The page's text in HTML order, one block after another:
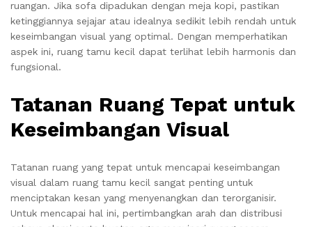
ruangan. Jika sofa dipadukan dengan meja kopi, pastikan
ketinggiannya sejajar atau idealnya sedikit lebih rendah untuk
keseimbangan visual yang optimal. Dengan memperhatikan
aspek ini, ruang tamu kecil dapat terlihat lebih harmonis dan
fungsional.
Tatanan Ruang Tepat untuk
Keseimbangan Visual
Tatanan ruang yang tepat untuk mencapai keseimbangan
visual dalam ruang tamu kecil sangat penting untuk
menciptakan kesan yang menyenangkan dan terorganisir.
Untuk mencapai hal ini, pertimbangkan arah dan distribusi